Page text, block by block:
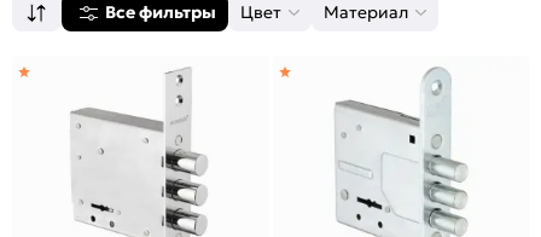
Все фильтры Цвет Материал